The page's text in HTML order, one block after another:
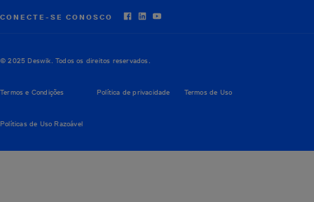
© 2025 Deswik. Todos os direitos reservados.
Termos e Condições Política de privacidade Termos de Uso
Políticas de Uso Razoável
CONECTE-SE CONOSCO